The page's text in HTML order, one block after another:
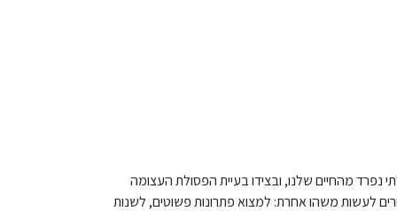
נפרד מהחיים שלנו, ובצידו בעיית הפסולת העצומה
לעשות משהו אחרת: למצוא פתרונות פשוטים, לשנות